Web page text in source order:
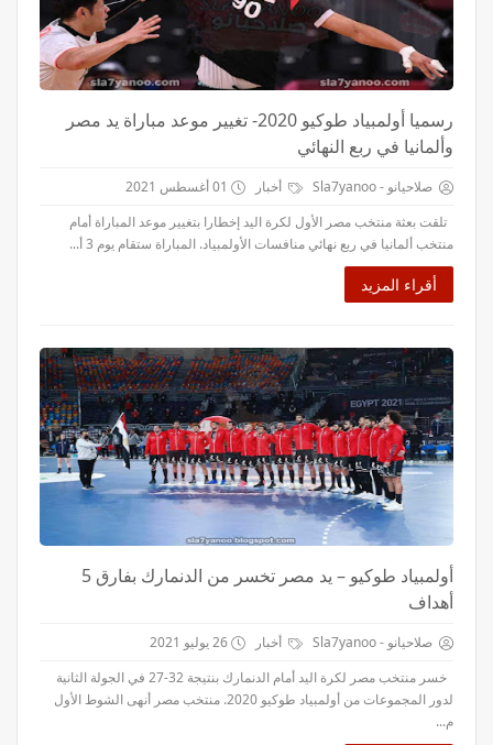
رسميا أولمبياد طوكيو 2020- تغيير موعد مباراة يد مصر
وألمانيا في ربع النهائي
صلاحيانو - Sla7yanoo أخبار
01 أغسطس 2021
تلقت بعثة منتخب مصر الأول لكرة اليد إخطارا بتغيير موعد المباراة أمام
منتخب ألمانيا في ربع نهائي منافسات الأولمبياد. المباراة ستقام يوم 3 أ...
أقراء المزيد
أولمبياد طوكيو – يد مصر تخسر من الدنمارك بفارق 5
أهداف
صلاحيانو - Sla7yanoo أخبار
26 يوليو 2021
خسر منتخب مصر لكرة اليد أمام الدنمارك بنتيجة 32-27 في الجولة الثانية
لدور المجموعات من أولمبياد طوكيو 2020. منتخب مصر أنهى الشوط الأول
م...